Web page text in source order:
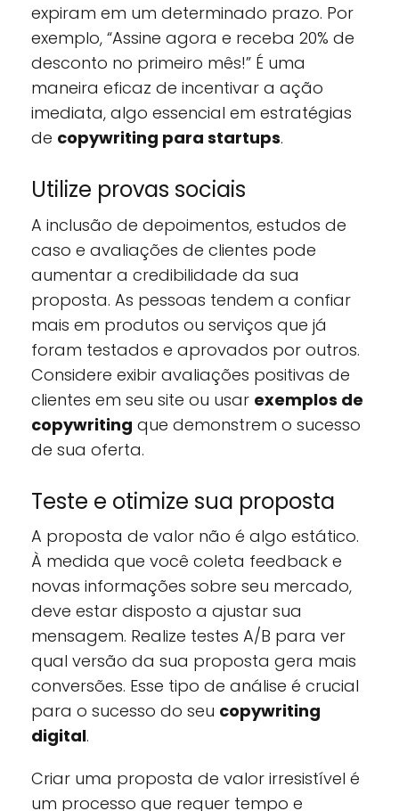
expiram em um determinado prazo. Por
exemplo, “Assine agora e receba 20% de
desconto no primeiro mês!” É uma
maneira eficaz de incentivar a ação
imediata, algo essencial em estratégias
de copywriting para startups.
Utilize provas sociais
A inclusão de depoimentos, estudos de
caso e avaliações de clientes pode
aumentar a credibilidade da sua
proposta. As pessoas tendem a confiar
mais em produtos ou serviços que já
foram testados e aprovados por outros.
Considere exibir avaliações positivas de
clientes em seu site ou usar exemplos de
copywriting que demonstrem o sucesso
de sua oferta.
Teste e otimize sua proposta
A proposta de valor não é algo estático.
À medida que você coleta feedback e
novas informações sobre seu mercado,
deve estar disposto a ajustar sua
mensagem. Realize testes A/B para ver
qual versão da sua proposta gera mais
conversões. Esse tipo de análise é crucial
para o sucesso do seu copywriting
digital.
Criar uma proposta de valor irresistível é
um processo que requer tempo e